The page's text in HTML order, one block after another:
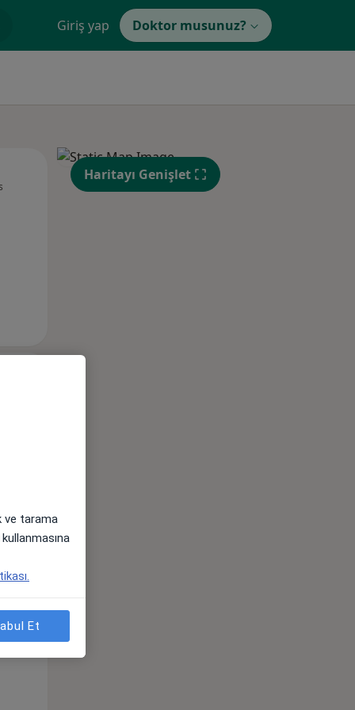
Giriş yap Doktor musunuz?
10 Ağustos
Sal,
11 Ağustos
Çar,
12 Ağustos
Haritayı Genişlet
ve tarama
Et